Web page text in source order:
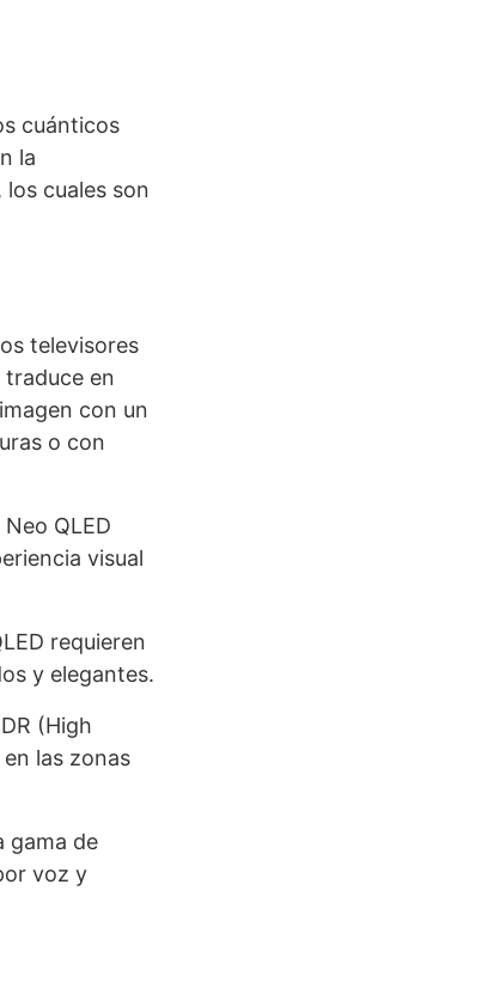
cuánticos
la
, los cuales son
televisores
traduce en
con un
o con
QLED
visual
requieren
y elegantes.
(High
las zonas
gama de
voz y